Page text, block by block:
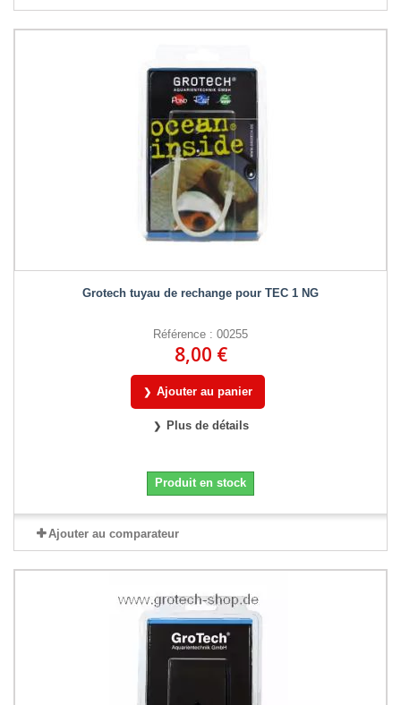
Grotech tuyau de rechange pour TEC 1 NG
Référence : 00255
8,00 €
Ajouter au panier
Plus de détails
Produit en stock
Ajouter au comparateur